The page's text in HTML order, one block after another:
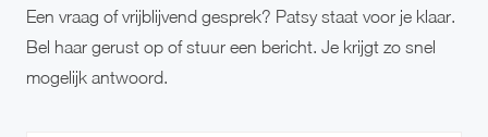
Een vraag of vrijblijvend gesprek? Patsy staat voor je klaar.
Bel haar gerust op of stuur een bericht. Je krijgt zo snel
mogelijk antwoord.